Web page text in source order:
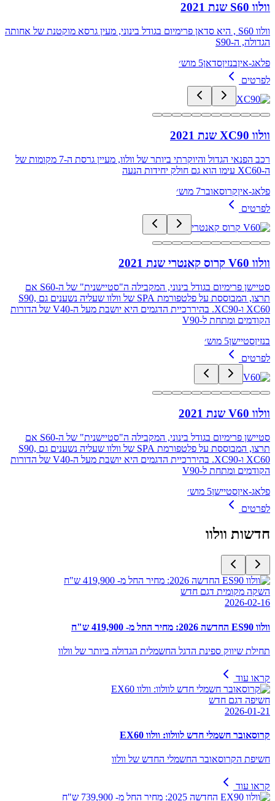
וולוו S60 שנת 2021
וולוו S60 , היא סדאן פרימיום בגודל בינוני, מעין גרסא מוקטנת של אחותה
הגדולה, ה-S90
פלאג-איןבנזיןסדאן5 מוש׳
לפרטים
וולוו XC90 שנת 2021
רכב הפנאי הגדול והיוקרתי ביותר של וולוו, מעיין גרסת ה-7 מקומות של
ה-XC60 עימו הוא גם חולק יחידות הנעה
פלאג-איןקרוסאובר7 מוש׳
לפרטים
וולוו V60 קרוס קאנטרי שנת 2021
סטיישן פרימיום בגודל בינוני, המקבילה ה"סטיישנית" של ה-S60 אם
תרצו, המבוססת על פלטפורמת SPA של וולוו שעליה נשענים גם S90,
XC60 ו-XC90. בהיררכיית הדגמים היא יושבת מעל ה-V40 של הדורות
הקודמים ומתחת ל-V90
בנזיןסטיישן5 מוש׳
לפרטים
וולוו V60 שנת 2021
סטיישן פרימיום בגודל בינוני, המקבילה ה"סטיישנית" של ה-S60 אם
תרצו, המבוססת על פלטפורמת SPA של וולוו שעליה נשענים גם S90,
XC60 ו-XC90. בהיררכיית הדגמים היא יושבת מעל ה-V40 של הדורות
הקודמים ומתחת ל-V90
פלאג-איןסטיישן5 מוש׳
לפרטים
חדשות וולוו
השקה מקומית דגם חדש
2026-02-16
וולוו ES90 החדשה 2026: מחיר החל מ- 419,900 ש"ח
תחילת שיווק ספינת הדגל החשמלית הגדולה ביותר של וולוו
קראו עוד
חשיפה דגם חדש
2026-01-21
קרוסאובר חשמלי חדש לוולוו: וולוו EX60
חשיפת הקרוסאובר החשמלי החדש של וולוו
קראו עוד